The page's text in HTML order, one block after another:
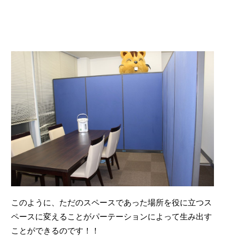
このように、ただのスペースであった場所を役に立つス
ペースに変えることがパーテーションによって生み出す
ことができるのです！！